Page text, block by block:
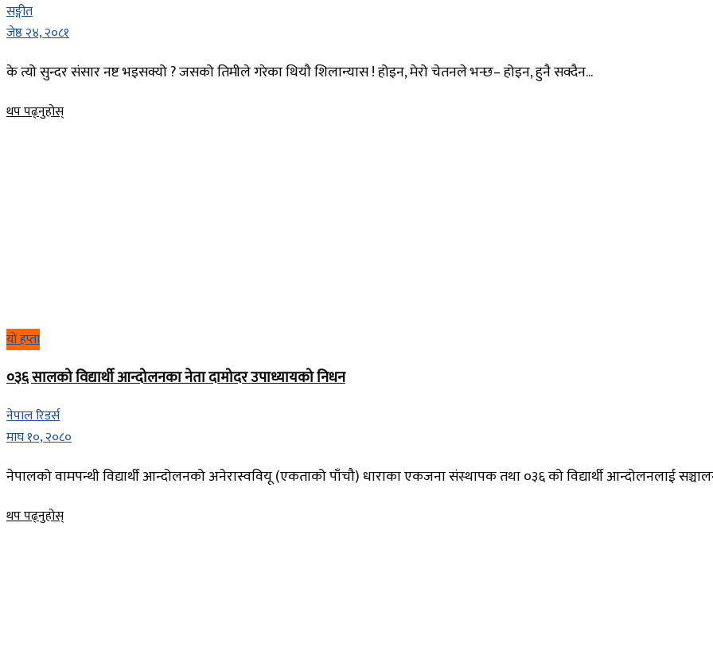
सङ्गीत
जेष्ठ २४, २०८१
के त्यो सुन्दर संसार नष्ट भइसक्यो ? जसको तिमीले गरेका थियौ शिलान्यास ! होइन, मेरो चेतनले भन्छ– होइन, हुनै सक्दैन...
थप पढ्नुहोस्Details
यो हप्ता
०३६ सालको विद्यार्थी आन्दोलनका नेता दामोदर उपाध्यायको निधन
नेपाल रिडर्स
माघ १०, २०८०
नेपालको वामपन्थी विद्यार्थी आन्दोलनको अनेरास्ववियू (एकताको पाँचौ) धाराका एकजना संस्थापक तथा ०३६ को विद्यार्थी आन्दोलनलाई
थप पढ्नुहोस्Details